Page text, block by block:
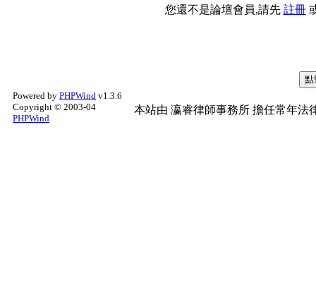
您還不是論壇會員,請先 註冊
Powered by PHPWind v1.3.6
Copyright © 2003-04
PHPWind
本站由 瀛睿律師事務所 擔任常年法